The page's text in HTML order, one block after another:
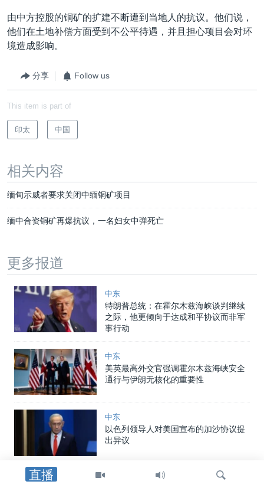
直播
由中方控股的铜矿的扩建不断遭到当地人的抗议。他们说，
他们在土地补偿方面受到不公平待遇，并且担心项目会对环
境造成影响。
分享 Follow us
This item is part of
印太 中国
相关内容
缅甸示威者要求关闭中缅铜矿项目
缅中合资铜矿再爆抗议，一名妇女中弹死亡
更多报道
中东
特朗普总统：在霍尔木兹海峡谈判继续
之际，他更倾向于达成和平协议而非军
事行动
中东
美英最高外交官强调霍尔木兹海峡安全
通行与伊朗无核化的重要性
中东
以色列领导人对美国宣布的加沙协议提
出异议